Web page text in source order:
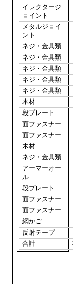
イレクタージ
ョイント
メタルジョイ
ント
ネジ・金具類
ネジ・金具類
ネジ・金具類
ネジ・金具類
ネジ・金具類
木材
段プレート
面ファスナー
面ファスナー
木材
ネジ・金具類
アーマーオー
ル
段プレート
面ファスナー
面ファスナー
網かご
反射テープ
合計